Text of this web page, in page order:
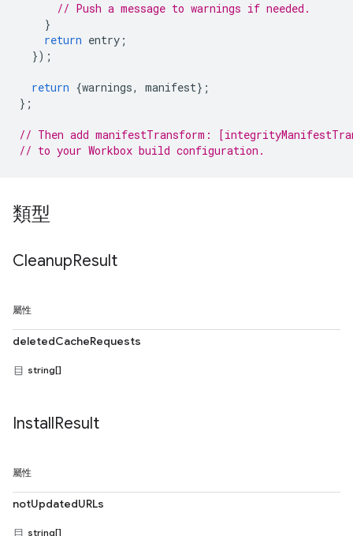
// Push a message to warnings if needed.
}
return entry ;
});
return {warnings, manifest};
};
// Then add manifestTransform:
// to your Workbox build configuration.
類型
CleanupResult
屬性
deletedCacheRequests
string[]
InstallResult
屬性
notUpdatedURLs
string[]